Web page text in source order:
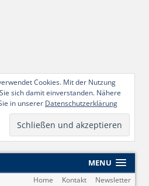
Cookies. Mit der Nutzung
sich damit einverstanden. Nähere
in unserer Datenschutzerklärung
MENU
Home Kontakt Newsletter